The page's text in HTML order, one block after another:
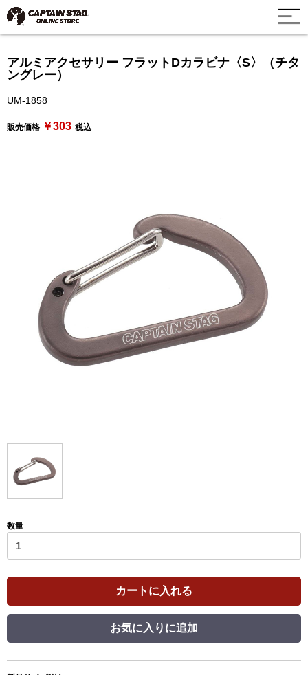
アルミアクセサリー フラットDカラビナ〈S〉（チタ
ングレー）
UM-1858
販売価格 ￥303 税込
数量
カートに入れる
お気に入りに追加